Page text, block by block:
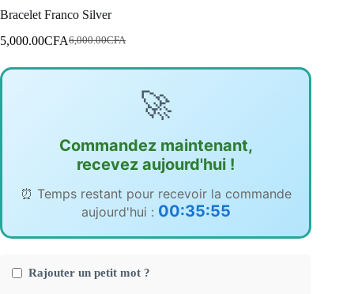
Bracelet Franco Silver
6,000.00CFA
Le
5,000.00CFALe
🚀
Commandez maintenant,
recevez aujourd'hui !
⏰ Temps restant pour recevoir la commande
aujourd'hui : 00:35:54
Rajouter un petit mot ?